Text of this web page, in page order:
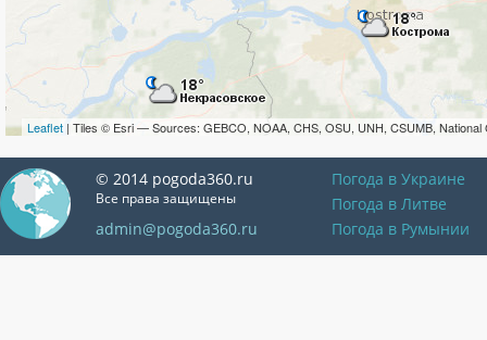
Leaflet | Tiles © Esri — Sources: GEBCO, NOAA, CHS, OSU, UNH, CSUMB, National
© 2014 pogoda360.ru
Все права защищены
admin@pogoda360.ru
Погода в Украине
Погода в Литве
Погода в Румынии